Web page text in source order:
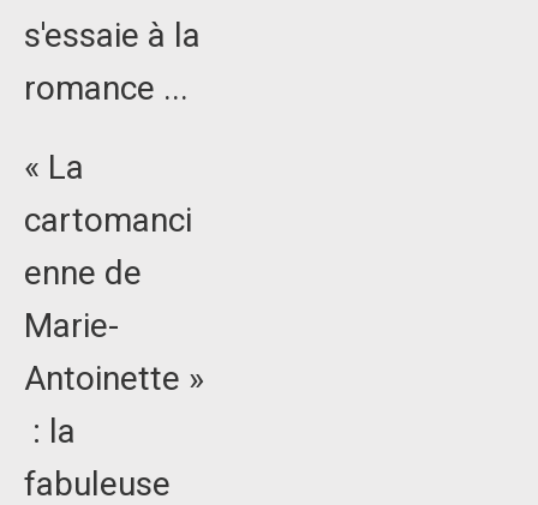
s'essaie à la
romance ...
« La
cartomanci
enne de
Marie-
Antoinette »
: la
fabuleuse